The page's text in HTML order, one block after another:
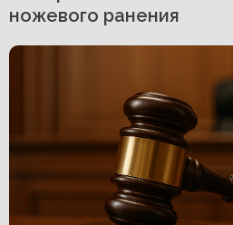
ножевого ранения